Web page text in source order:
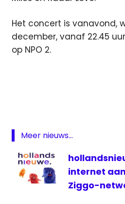
Het concert is vanavond,
december, vanaf 22.45
op NPO 2.
live
NPO
2
NTR
Meer nieuws...
internet
Ziggo-